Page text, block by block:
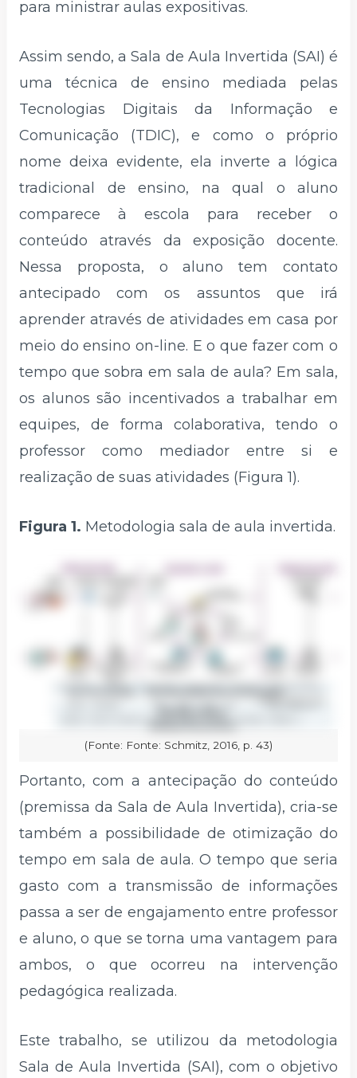
para ministrar aulas expositivas.
Assim sendo, a Sala de Aula Invertida (SAI) é
uma técnica de ensino mediada pelas
Tecnologias Digitais da Informação e
Comunicação (TDIC), e como o próprio
nome deixa evidente, ela inverte a lógica
tradicional de ensino, na qual o aluno
comparece à escola para receber o
conteúdo através da exposição docente.
Nessa proposta, o aluno tem contato
antecipado com os assuntos que irá
aprender através de atividades em casa por
meio do ensino on-line. E o que fazer com o
tempo que sobra em sala de aula? Em sala,
os alunos são incentivados a trabalhar em
equipes, de forma colaborativa, tendo o
professor como mediador entre si e
realização de suas atividades (Figura 1).
Figura 1. Metodologia sala de aula invertida.
(Fonte: Fonte: Schmitz, 2016, p. 43)
Portanto, com a antecipação do conteúdo
(premissa da Sala de Aula Invertida), cria-se
também a possibilidade de otimização do
tempo em sala de aula. O tempo que seria
gasto com a transmissão de informações
passa a ser de engajamento entre professor
e aluno, o que se torna uma vantagem para
ambos, o que ocorreu na intervenção
pedagógica realizada.
Este trabalho, se utilizou da metodologia
Sala de Aula Invertida (SAI), com o objetivo